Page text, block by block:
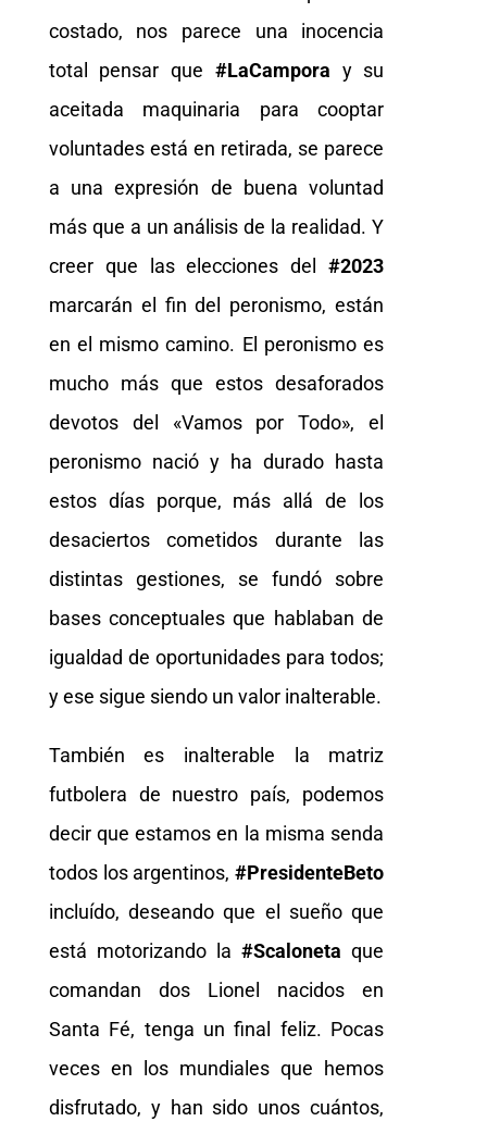
costado, nos parece una inocencia
total pensar que #LaCampora y su
aceitada maquinaria para cooptar
voluntades está en retirada, se parece
a una expresión de buena voluntad
más que a un análisis de la realidad. Y
creer que las elecciones del#2023
marcarán el fin del peronismo, están
en el mismo camino. El peronismo es
mucho más que estos desaforados
devotos del «Vamos por Todo», el
peronismo nació y ha durado hasta
estos días porque, más allá de los
desaciertos cometidos durante las
distintas gestiones, se fundó sobre
bases conceptuales que hablaban de
igualdad de oportunidades para todos;
y ese sigue siendo un valor inalterable.
También es inalterable la matriz
futbolera de nuestro país, podemos
decir que estamos en la misma senda
todos los argentinos,#PresidenteBeto
incluído, deseando que el sueño que
está motorizando la#Scaloneta que
comandan dos Lionel nacidos en
Santa Fé, tenga un final feliz. Pocas
veces en los mundiales que hemos
disfrutado, y han sido unos cuántos,